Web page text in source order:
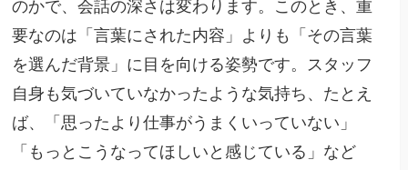
のかで、会話の深さは変わります。このとき、重
要なのは「言葉にされた内容」よりも「その言葉
を選んだ背景」に目を向ける姿勢です。スタッフ
自身も気づいていなかったような気持ち、たとえ
ば、「思ったより仕事がうまくいっていない」
「もっとこうなってほしいと感じている」など